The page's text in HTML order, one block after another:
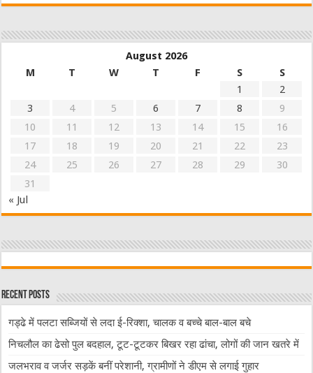
August 2026
M
T W T F S
S
1
2
3
4 5 6 7 8
9
10
11 12 13 14 15
16
17
18 19 20 21 22
23
24
25 26 27 28 29
30
31
« Jul
Recent Posts
गड्ढे में पलटा सब्जियों से लदा ई-रिक्शा, चालक व बच्चे बाल-बाल बचे
निचलौल का ढेसो पुल बदहाल, टूट-टूटकर बिखर रहा ढांचा, लोगों की जान खतरे में
जलभराव व जर्जर सड़कें बनीं परेशानी, ग्रामीणों ने डीएम से लगाई गुहार